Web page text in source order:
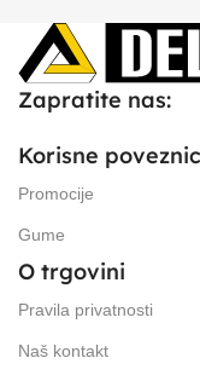
Zapratite nas:
Korisne
Promocije
Gume
O trgovini
Pravila privatnosti
Naš kontakt